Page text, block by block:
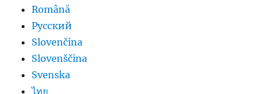
Română
Русский
Slovenčina
Slovenščina
Svenska
ไทย